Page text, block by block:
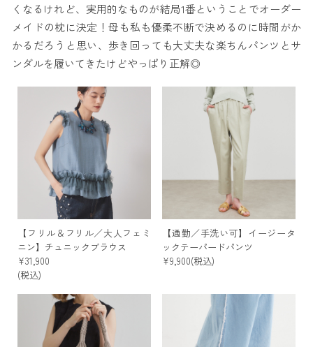
くなるけれど、実用的なものが結局1番ということでオーダー
メイドの枕に決定！母も私も優柔不断で決めるのに時間がか
かるだろうと思い、歩き回っても大丈夫な楽ちんパンツとサ
ンダルを履いてきたけどやっぱり正解◎
【フリル＆フリル／大人フェミ
ニン】チュニックブラウス
¥31,900
(税込)
【通勤／手洗い可】イージータ
ックテーパードパンツ
¥9,900(税込)